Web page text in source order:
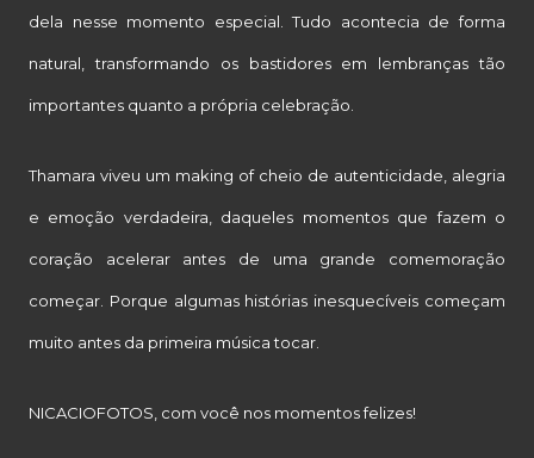
dela nesse momento especial. Tudo acontecia de forma
natural, transformando os bastidores em lembranças tão
importantes quanto a própria celebração.
Thamara viveu um making of cheio de autenticidade, alegria
e emoção verdadeira, daqueles momentos que fazem o
coração acelerar antes de uma grande comemoração
começar. Porque algumas histórias inesquecíveis começam
muito antes da primeira música tocar.
NICACIOFOTOS, com você nos momentos felizes!